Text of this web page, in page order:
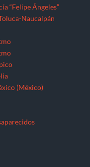
“Felipe Ángeles”
Naucalpán
(México)